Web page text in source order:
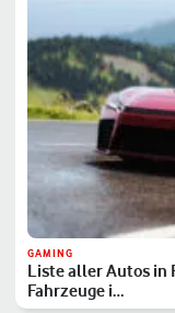
GAMING
Liste aller Autos in
Fahrzeuge i…